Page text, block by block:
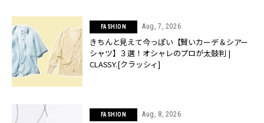
FASHION Aug, 7, 2026
きちんと見えて今っぽい【賢いカーデ＆シアー
シャツ】３選！オシャレのプロが太鼓判 |
CLASSY.[クラッシィ]
FASHION Aug, 8, 2026